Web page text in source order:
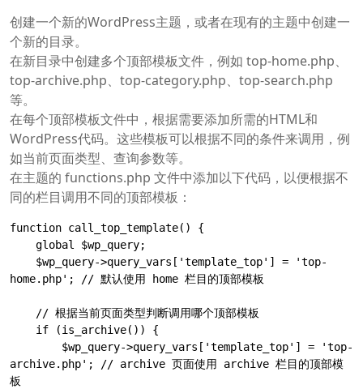
创建一个新的WordPress主题，或者在现有的主题中创建一
个新的目录。
在新目录中创建多个顶部模板文件，例如 top-home.php、
top-archive.php、top-category.php、top-search.php
等。
在每个顶部模板文件中，根据需要添加所需的HTML和
WordPress代码。这些模板可以根据不同的条件来调用，例
如当前页面类型、查询参数等。
在主题的 functions.php 文件中添加以下代码，以便根据不
同的栏目调用不同的顶部模板：
function call_top_template() {
home.php'; // 默认使用 home 栏目的顶部模板
archive.php'; // archive 页面使用 archive 栏目的顶部模
板